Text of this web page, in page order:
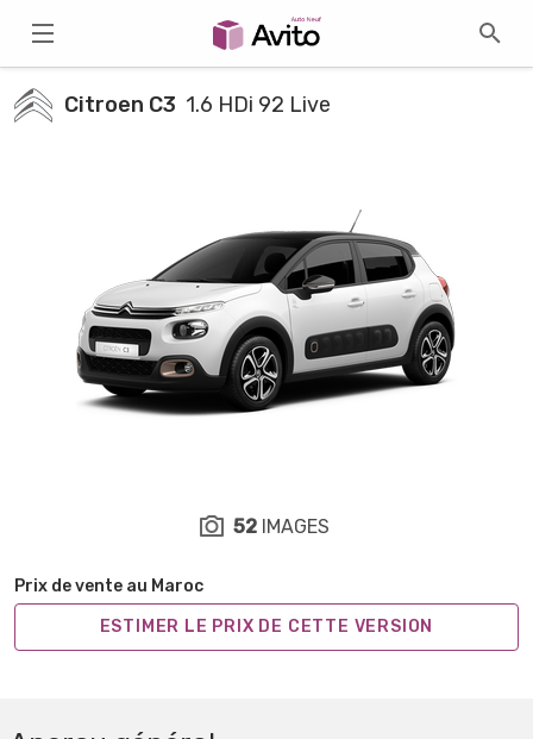
Citroen C3 1.6 HDi 92 Live
Prix de vente au Maroc
ESTIMER LE PRIX DE CETTE VERSION
52 IMAGES